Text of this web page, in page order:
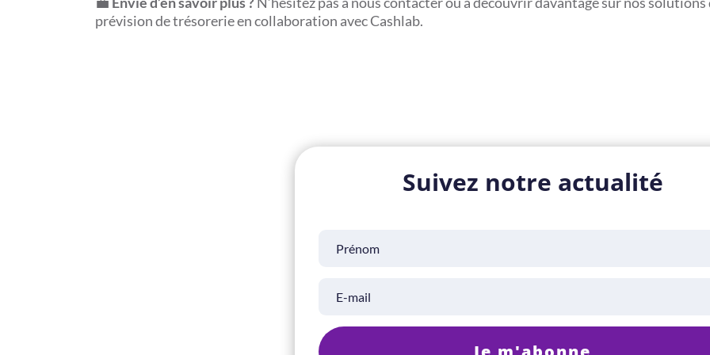
prévision de trésorerie en collaboration avec Cashlab.
Suivez notre actualité